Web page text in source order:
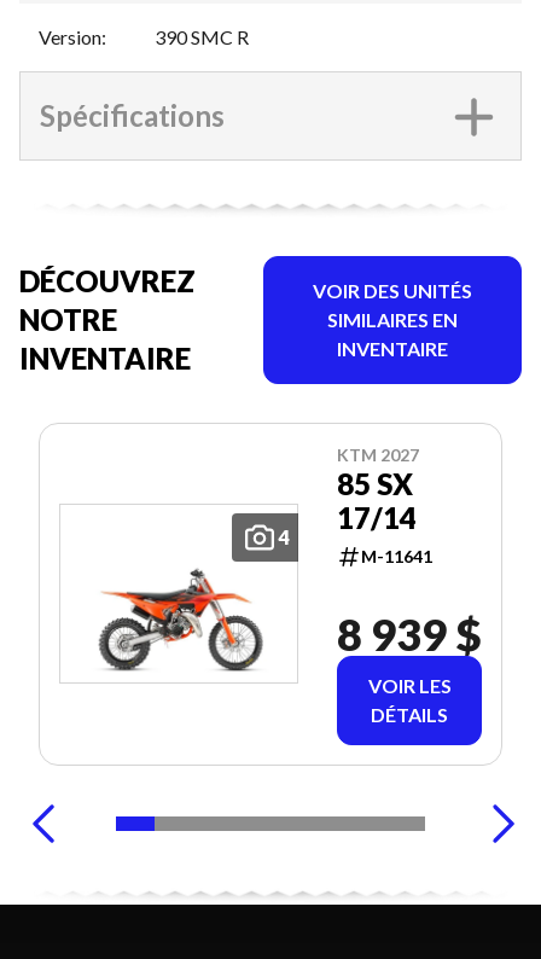
Version: 390 SMC R
Spécifications
DÉCOUVREZ
NOTRE
INVENTAIRE
VOIR DES UNITÉS
SIMILAIRES EN
INVENTAIRE
4
KTM 2027
85 SX
17/14
M-11641
8 939 $
VOIR LES
DÉTAILS